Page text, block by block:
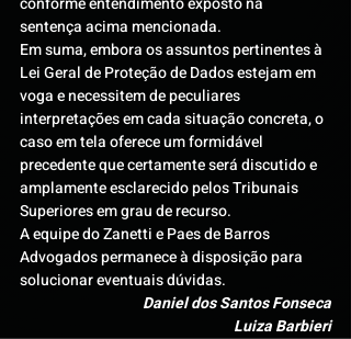
sentença acima mencionada.
Em suma, embora os assuntos pertinentes à
Lei Geral de Proteção de Dados estejam em
voga e necessitem de peculiares
interpretações em cada situação concreta, o
caso em tela oferece um formidável
precedente que certamente será discutido e
amplamente esclarecido pelos Tribunais
Superiores em grau de recurso.
A equipe do Zanetti e Paes de Barros
Advogados permanece à disposição para
solucionar eventuais dúvidas.
Daniel dos Santos Fonseca
Luiza Barbieri